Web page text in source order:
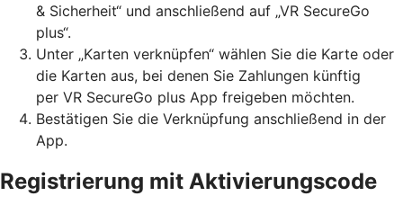
& Sicherheit“ und anschließend auf „VR SecureGo
plus“.
Unter „Karten verknüpfen“ wählen Sie die Karte oder
die Karten aus, bei denen Sie Zahlungen künftig
per VR SecureGo plus App freigeben möchten.
Bestätigen Sie die Verknüpfung anschließend in der
App.
Registrierung mit Aktivierungscode